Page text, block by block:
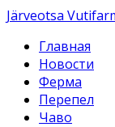
Järveotsa
Главная
Новости
Ферма
Перепел
Чаво